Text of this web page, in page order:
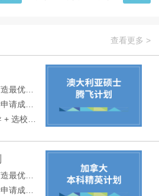
查看更多 >
最优选
请成功
选校申
最优选
请成功